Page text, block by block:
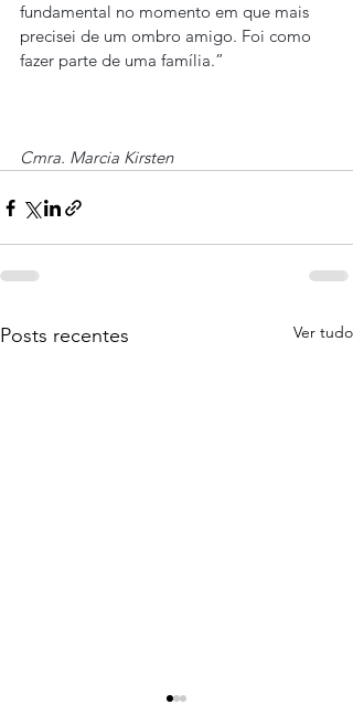
fundamental no momento em que mais
precisei de um ombro amigo. Foi como
fazer parte de uma família.”
Cmra. Marcia Kirsten
Posts recentes Ver tudo